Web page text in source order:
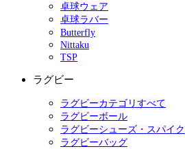
卓球ウェア
卓球ラバー
Butterfly
Nittaku
TSP
ラグビー
ラグビーカテゴリすべて
ラグビーボール
ラグビーシューズ・スパイク
ラグビーバッグ